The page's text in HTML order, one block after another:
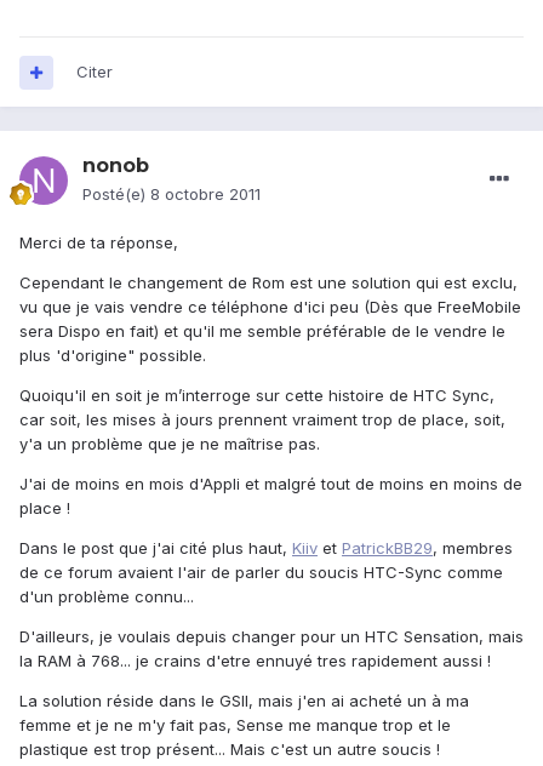
Citer
nonob
Posté(e) 8 octobre 2011
Merci de ta réponse,
Cependant le changement de Rom est une solution qui est exclu,
vu que je vais vendre ce téléphone d'ici peu (Dès que FreeMobile
sera Dispo en fait) et qu'il me semble préférable de le vendre le
plus 'd'origine" possible.
Quoiqu'il en soit je m’interroge sur cette histoire de HTC Sync,
car soit, les mises à jours prennent vraiment trop de place, soit,
y'a un problème que je ne maîtrise pas.
J'ai de moins en mois d'Appli et malgré tout de moins en moins de
place !
Dans le post que j'ai cité plus haut, Kiiv et PatrickBB29, membres
de ce forum avaient l'air de parler du soucis HTC-Sync comme
d'un problème connu...
D'ailleurs, je voulais depuis changer pour un HTC Sensation, mais
la RAM à 768... je crains d'etre ennuyé tres rapidement aussi !
La solution réside dans le GSII, mais j'en ai acheté un à ma
femme et je ne m'y fait pas, Sense me manque trop et le
plastique est trop présent... Mais c'est un autre soucis !